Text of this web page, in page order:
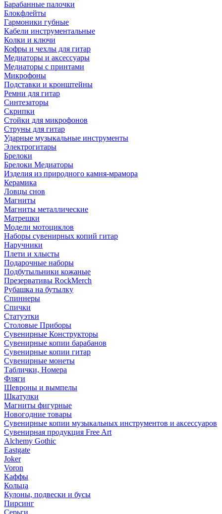
Барабанные палочки
Блокфлейты
Гармоники губные
Кабели инструментальные
Колки и ключи
Кофры и чехлы для гитар
Медиаторы и аксессуары
Медиаторы с принтами
Микрофоны
Подставки и кронштейны
Ремни для гитар
Синтезаторы
Скрипки
Стойки для микрофонов
Струны для гитар
Ударные музыкальные инструменты
Электрогитары
Брелоки
Брелоки Медиаторы
Изделия из природного камня-мрамора
Керамика
Ловцы снов
Магниты
Магниты металлические
Матрешки
Модели мотоциклов
Наборы сувенирных копий гитар
Наручники
Плети и хлысты
Подарочные наборы
Подбутыльники кожаные
Презервативы RockMerch
Рубашка на бутылку
Спиннеры
Спички
Статуэтки
Столовые Приборы
Сувенирные Конструкторы
Сувенирные копии барабанов
Сувенирные копии гитар
Сувенирные монеты
Таблички, Номера
Фляги
Шевроны и вымпелы
Шкатулки
Магниты фигурные
Новогодние товары
Сувенирные копии музыкальных инструментов и аксессуаров
Сувенирная продукция Free Art
Alchemy Gothic
Eastgate
Joker
Voron
Каффы
Кольца
Кулоны, подвески и бусы
Пирсинг
Серьги